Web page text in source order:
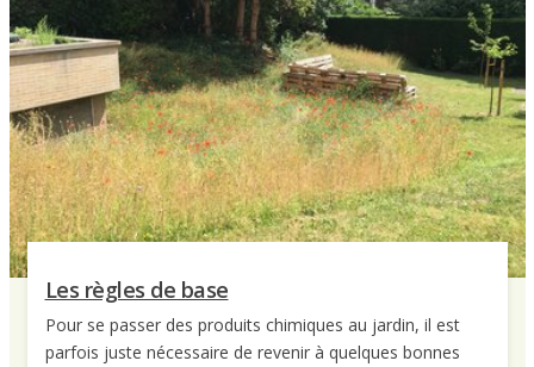
Les règles de base
Pour se passer des produits chimiques au jardin, il est
parfois juste nécessaire de revenir à quelques bonnes